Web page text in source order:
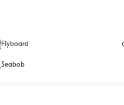
Flyboard
Seabob